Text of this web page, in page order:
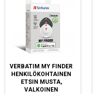
VERBATIM MY FINDER
HENKILÖKOHTAINEN
ETSIN MUSTA,
VALKOINEN